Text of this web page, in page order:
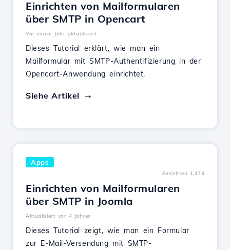
Einrichten von Mailformularen
über SMTP in Opencart
Vor einem Jahr aktualisiert
Dieses Tutorial erklärt, wie man ein
Mailformular mit SMTP-Authentifizierung in der
Opencart-Anwendung einrichtet.
Siehe Artikel
Apps
Ansichten 1,174
Einrichten von Mailformularen
über SMTP in Joomla
Aktualisiert vor 4 Jahren
Dieses Tutorial zeigt, wie man ein Formular
zur E-Mail-Versendung mit SMTP-